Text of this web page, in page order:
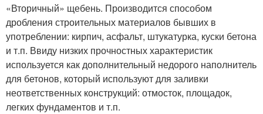
«Вторичный» щебень. Производится способом
дробления строительных материалов бывших в
употреблении: кирпич, асфальт, штукатурка, куски бетона
и т.п. Ввиду низких прочностных характеристик
используется как дополнительный недорого наполнитель
для бетонов, который используют для заливки
неответственных конструкций: отмосток, площадок,
легких фундаментов и т.п.